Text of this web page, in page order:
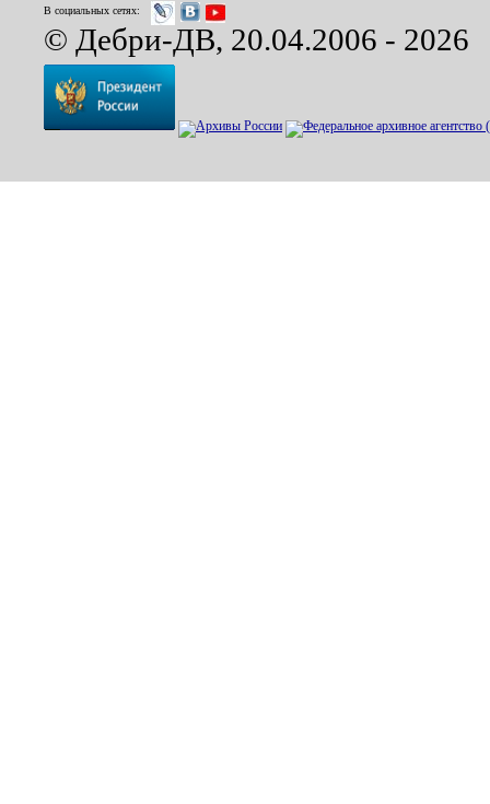
В социальных сетях:
© Дебри-ДВ, 20.04.2006 - 2026